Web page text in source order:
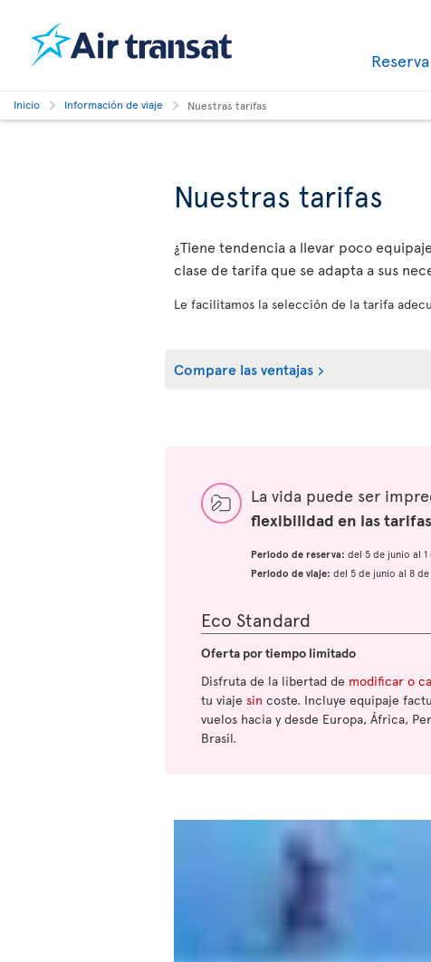
Reserva
Inicio Información de viaje Nuestras tarifas
Nuestras tarifas
¿Tiene tendencia a llevar poco
clase de tarifa que se adapta a sus
Le facilitamos la selección de la tarifa
Compare las ventajas
La vida puede ser
flexibilidad en las tarifas
Periodo de reserva: del 5 de junio al
Periodo de viaje: del 5 de junio al 8
Eco Standard
Oferta por tiempo limitado
Disfruta de la libertad de modificar o
tu viaje sin coste. Incluye equipaje
vuelos hacia y desde Europa, África,
Brasil.